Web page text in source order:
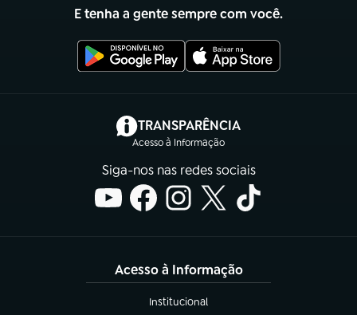
E tenha a gente sempre com você.
TRANSPARÊNCIA
Acesso à Informação
(abre em nova aba)
Siga-nos nas redes sociais
Acesso à Informação
Institucional
(abre em nova aba)